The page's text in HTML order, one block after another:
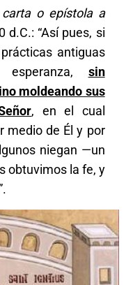
carta o epístola a
d.C.: “Así pues, si
antiguas
esperanza, sin
moldeando sus
, en el cual
medio de Él y por
niegan —un
obtuvimos la fe, y